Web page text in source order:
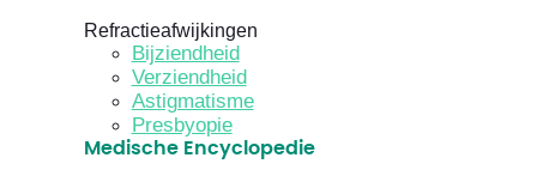
Refractieafwijkingen
Bijziendheid
Verziendheid
Astigmatisme
Presbyopie
Medische Encyclopedie